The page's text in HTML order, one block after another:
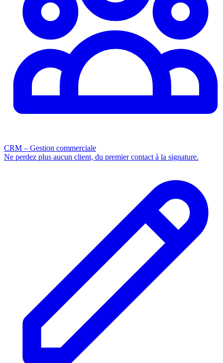
CRM – Gestion commerciale
Ne perdez plus aucun client, du premier contact à la signature.